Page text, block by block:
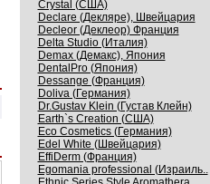
Crystal (США)
Declare (Декляре), Швейцария
Decleor (Деклеор) Франция
Delta Studio (Италия)
Demax (Демакс), Япония
DentalPro (Япония)
Dessange (Франция)
Doliva (Германия)
Dr.Gustav Klein (Густав Клейн)
Earth`s Creation (США)
Eco Cosmetics (Германия)
Edel White (Швейцария)
EffiDerm (Франция)
Egomania professional (Израиль..